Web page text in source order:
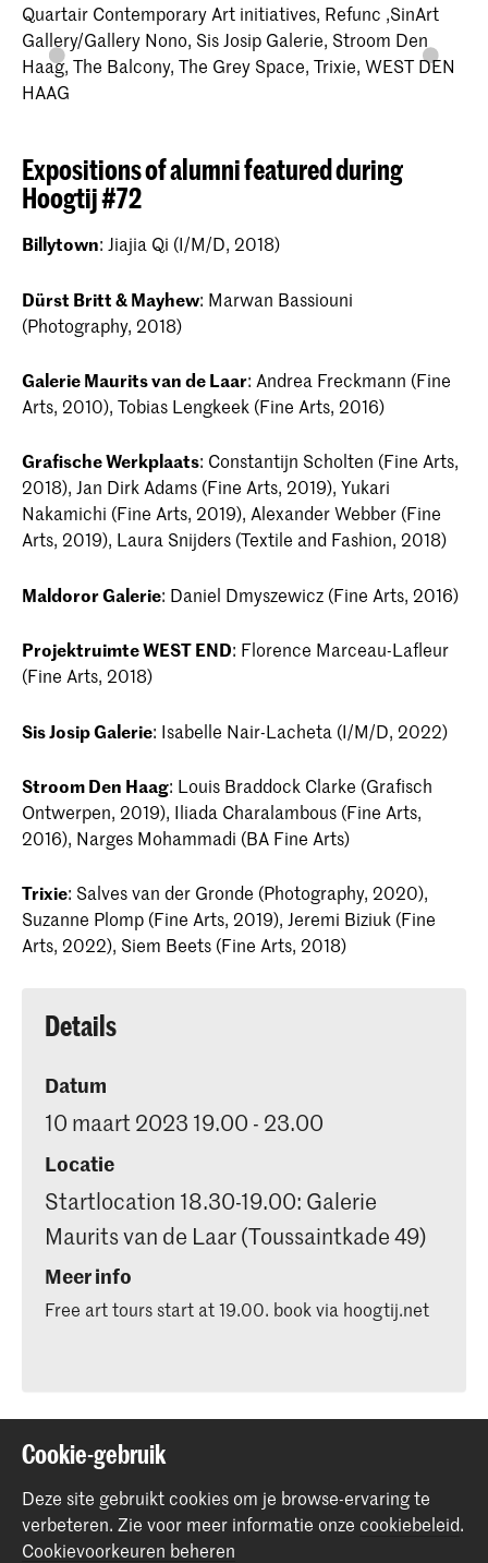
Quartair Contemporary Art initiatives, Refunc ,SinArt
Gallery/Gallery Nono, Sis Josip Galerie, Stroom Den
Haag, The Balcony, The Grey Space, Trixie, WEST DEN
HAAG
Expositions of alumni featured during
Hoogtij #72
Billytown: Jiajia Qi (I/M/D, 2018)
Dürst Britt & Mayhew: Marwan Bassiouni
(Photography, 2018)
Galerie Maurits van de Laar: Andrea Freckmann (Fine
Arts, 2010), Tobias Lengkeek (Fine Arts, 2016)
Grafische Werkplaats: Constantijn Scholten (Fine Arts,
2018), Jan Dirk Adams (Fine Arts, 2019), Yukari
Nakamichi (Fine Arts, 2019), Alexander Webber (Fine
Arts, 2019), Laura Snijders (Textile and Fashion, 2018)
Maldoror Galerie: Daniel Dmyszewicz (Fine Arts, 2016)
Projektruimte WEST END: Florence Marceau-Lafleur
(Fine Arts, 2018)
Sis Josip Galerie: Isabelle Nair-Lacheta (I/M/D, 2022)
Stroom Den Haag: Louis Braddock Clarke (Grafisch
Ontwerpen, 2019), Iliada Charalambous (Fine Arts,
2016), Narges Mohammadi (BA Fine Arts)
Trixie: Salves van der Gronde (Photography, 2020),
Suzanne Plomp (Fine Arts, 2019), Jeremi Biziuk (Fine
Arts, 2022), Siem Beets (Fine Arts, 2018)
Details
Datum
10 maart 2023 19.00 - 23.00
Locatie
Startlocation 18.30-19.00: Galerie
Maurits van de Laar (Toussaintkade 49)
Meer info
Free art tours start at 19.00. book via hoogtij.net
Deel dit item
Terug naar boven
Cookie-gebruik
Deze site gebruikt cookies om je browse-ervaring te
verbeteren. Zie voor meer informatie onze cookiebeleid.
Cookievoorkeuren beheren